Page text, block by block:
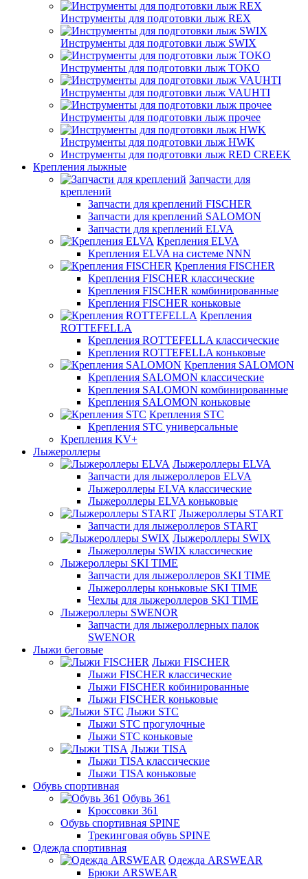
Инструменты для подготовки лыж REX
Инструменты для подготовки лыж SWIX
Инструменты для подготовки лыж TOKO
Инструменты для подготовки лыж VAUHTI
Инструменты для подготовки лыж прочее
Инструменты для подготовки лыж HWK
Инструменты для подготовки лыж RED CREEK
Крепления лыжные
Запчасти для
креплений
Запчасти для креплений FISCHER
Запчасти для креплений SALOMON
Запчасти для креплений ELVA
Крепления ELVA
Крепления ELVA на системе NNN
Крепления FISCHER
Крепления FISCHER классические
Крепления FISCHER комбинированные
Крепления FISCHER коньковые
Крепления
ROTTEFELLA
Крепления ROTTEFELLA классические
Крепления ROTTEFELLA коньковые
Крепления SALOMON
Крепления SALOMON классические
Крепления SALOMON комбинированные
Крепления SALOMON коньковые
Крепления STC
Крепления STC универсальные
Крепления KV+
Лыжероллеры
Лыжероллеры ELVA
Запчасти для лыжероллеров ELVA
Лыжероллеры ELVA классические
Лыжероллеры ELVA коньковые
Лыжероллеры START
Запчасти для лыжероллеров START
Лыжероллеры SWIX
Лыжероллеры SWIX классические
Лыжероллеры SKI TIME
Запчасти для лыжероллеров SKI TIME
Лыжероллеры коньковые SKI TIME
Чехлы для лыжероллеров SKI TIME
Лыжероллеры SWENOR
Запчасти для лыжероллерных палок
SWENOR
Лыжи беговые
Лыжи FISCHER
Лыжи FISCHER классические
Лыжи FISCHER кобинированные
Лыжи FISCHER коньковые
Лыжи STC
Лыжи STC прогулочные
Лыжи STC коньковые
Лыжи TISA
Лыжи TISA классические
Лыжи TISA коньковые
Обувь спортивная
Обувь 361
Кроссовки 361
Обувь спортивная SPINE
Трекинговая обувь SPINE
Одежда спортивная
Одежда ARSWEAR
Брюки ARSWEAR